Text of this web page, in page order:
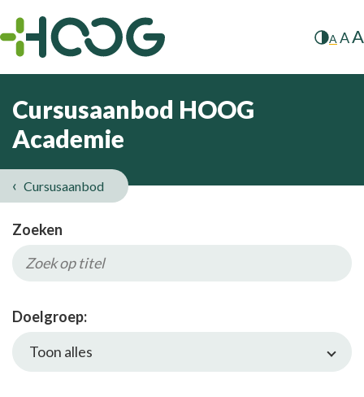
A AA
Cursusaanbod HOOG
Academie
Cursusaanbod
Zoeken
Doelgroep:
Toon alles